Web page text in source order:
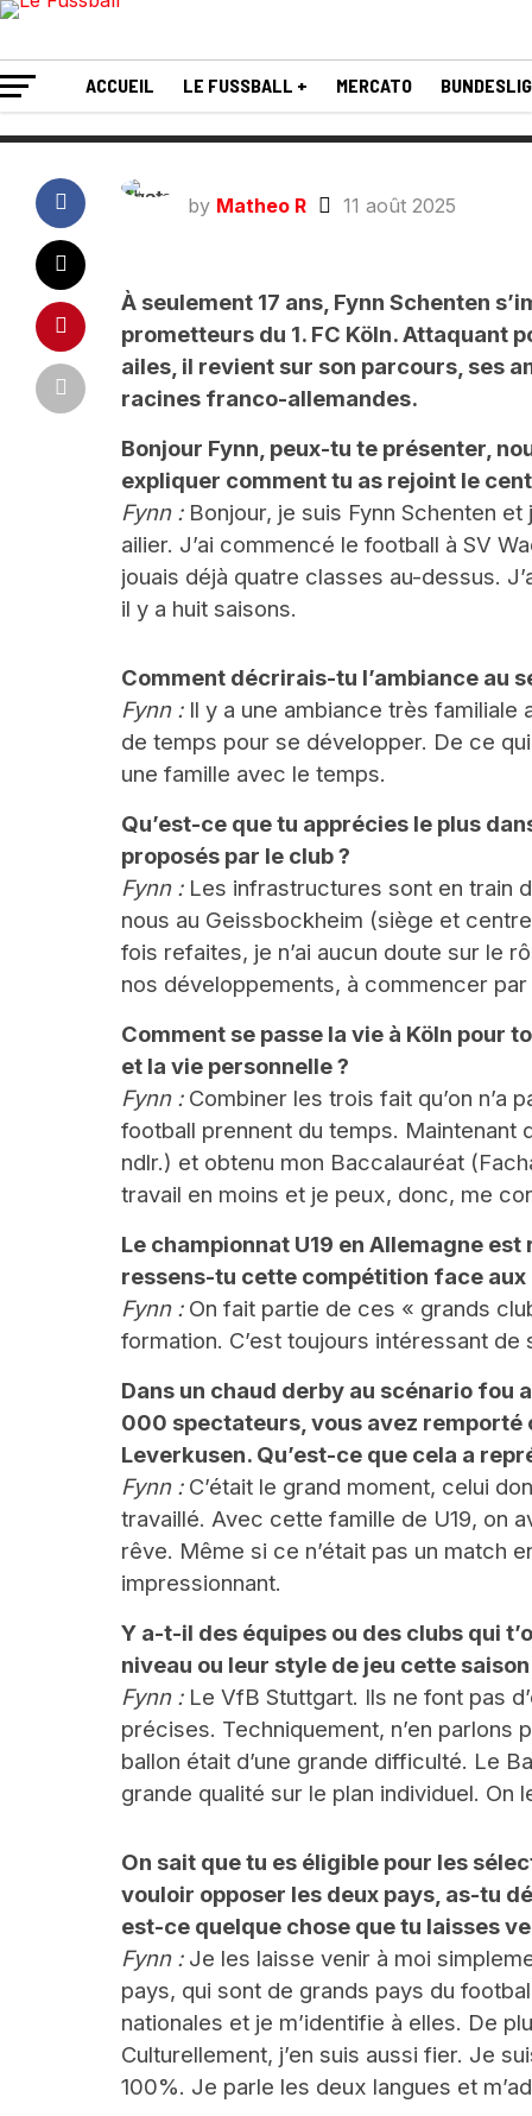
ACCUEIL LE FUSSBALL + MERCATO
allemand !
by Matheo R 11 août 2025
À seulement 17 ans, Fynn Schenten
prometteurs du 1. FC Köln. Attaquant
ailes, il revient sur son parcours, ses
racines franco-allemandes.
Bonjour Fynn, peux-tu te présenter,
expliquer comment tu as rejoint le
Fynn :Bonjour, je suis Fynn Schenten et
ailier. J’ai commencé le football à SV
jouais déjà quatre classes au-dessus.
il y a huit saisons.
Comment décrirais-tu l’ambiance au
Fynn :Il y a une ambiance très familiale
de temps pour se développer. De ce
une famille avec le temps.
Qu’est-ce que tu apprécies le plus
proposés par le club ?
Fynn :Les infrastructures sont en train
nous au Geissbockheim (siège et
fois refaites, je n’ai aucun doute sur le
nos développements, à commencer
Comment se passe la vie à Köln pour
et la vie personnelle ?
Fynn :Combiner les trois fait qu’on n’a
football prennent du temps. Maintenant
ndlr.) et obtenu mon Baccalauréat
travail en moins et je peux, donc, me
Le championnat U19 en Allemagne
ressens-tu cette compétition face aux
Fynn :On fait partie de ces « grands
formation. C’est toujours intéressant
Dans un chaud derby au scénario fou
000 spectateurs, vous avez remporté
Leverkusen. Qu’est-ce que cela a
Fynn :C’était le grand moment, celui
travaillé. Avec cette famille de U19, on
rêve. Même si ce n’était pas un match
impressionnant.
Y a-t-il des équipes ou des clubs qui
niveau ou leur style de jeu cette saison
Fynn :Le VfB Stuttgart. Ils ne font pas
précises. Techniquement, n’en parlons
ballon était d’une grande difficulté. Le
grande qualité sur le plan individuel. On
On sait que tu es éligible pour les
vouloir opposer les deux pays, as-tu
est-ce quelque chose que tu laisses
Fynn :Je les laisse venir à moi
pays, qui sont de grands pays du
nationales et je m’identifie à elles. De
Culturellement, j’en suis aussi fier. Je
100%. Je parle les deux langues et